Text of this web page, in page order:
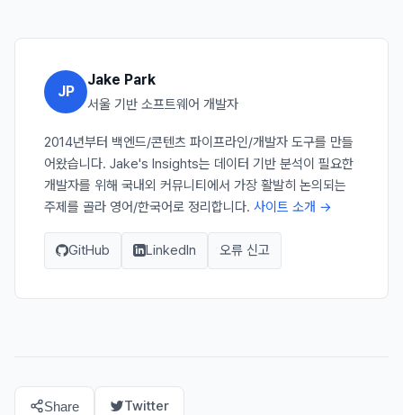
JP
Jake Park
서울 기반 소프트웨어 개발자
2014년부터 백엔드/콘텐츠 파이프라인/개발자 도구를 만들
어왔습니다. Jake's Insights는 데이터 기반 분석이 필요한
개발자를 위해 국내외 커뮤니티에서 가장 활발히 논의되는
주제를 골라 영어/한국어로 정리합니다. 사이트 소개 →
GitHub LinkedIn 오류 신고
Share Twitter